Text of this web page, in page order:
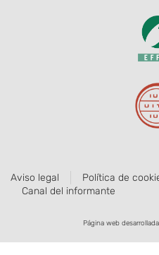
Aviso legal Política de
Canal del informante
Página web